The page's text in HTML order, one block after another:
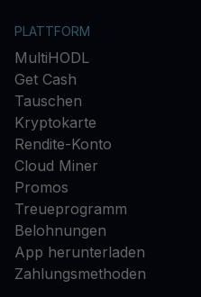
PLATTFORM
MultiHODL
Get Cash
Tauschen
Kryptokarte
Rendite-Konto
Cloud Miner
Promos
Treueprogramm
Belohnungen
App herunterladen
Zahlungsmethoden